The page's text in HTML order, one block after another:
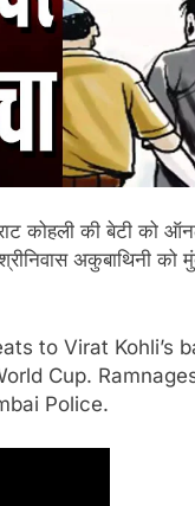
कोहली की बेटी को
अकुबाथिनी
to Virat Kohli’s
Cup.
Police.